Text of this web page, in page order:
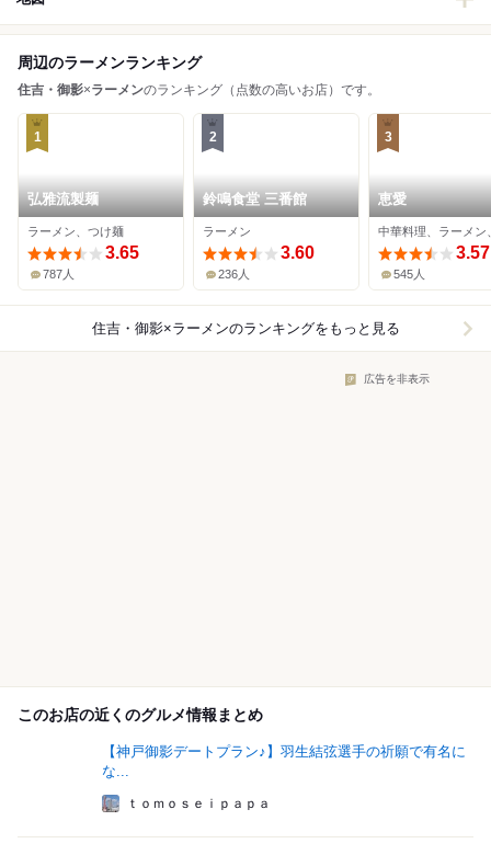
周辺のラーメンランキング
住吉・御影×ラーメンのランキング（点数の高いお店）です。
1
弘雅流製麺
ラーメン、つけ麺
3.65
787人
2
鈴鳴食堂 三番館
ラーメン
3.60
236人
3
恵愛
中華料理、ラーメン
3.57
545人
住吉・御影×ラーメンのランキングをもっと見る
広告を非表示
このお店の近くのグルメ情報まとめ
【神戸御影デートプラン♪】羽生結弦選手の祈願で有名に
な...
ｔｏｍｏｓｅｉｐａｐａ